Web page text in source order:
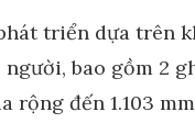
triển dựa trên
bao gồm 2
rộng đến 1.103